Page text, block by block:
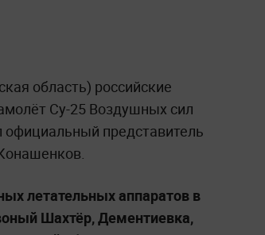
область) российские
Су-25 Воздушных сил
представитель
летательных аппаратов в
Шахтёр, Дементиевка,